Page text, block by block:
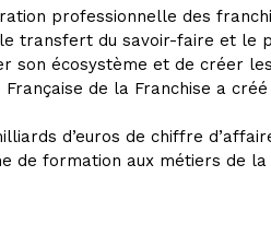
professionnelle des
transfert du savoir-faire et le
son écosystème et de créer
de la Franchise a créé
d’euros de chiffre
de formation aux métiers de